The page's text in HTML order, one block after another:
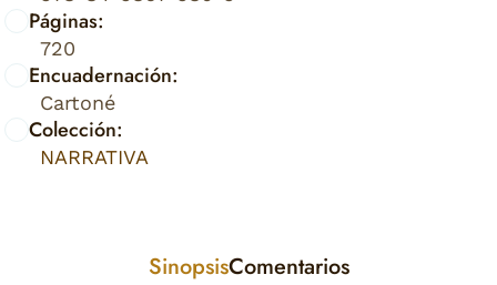
Páginas:
720
Encuadernación:
Cartoné
Colección:
NARRATIVA
SinopsisComentarios